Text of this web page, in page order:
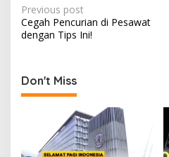
Post
navigation
Previous post
Cegah Pencurian di Pesawat
dengan Tips Ini!
Don't Miss